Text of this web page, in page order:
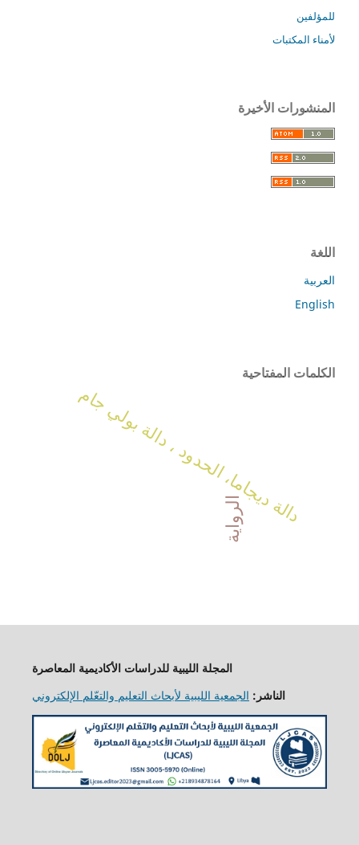
للمؤلفين
لأمناء المكتبات
المنشورات الأخيرة
اللغة
العربية
English
الكلمات المفتاحية
الرواية
دالة ديجاما، الحدود ، دالة بولي جام
المجلة الليبية للدراسات الأكاديمية المعاصرة
الناشر: الجمعية الليبية لأبحاث التعليم والتعّلم الإلكتروني